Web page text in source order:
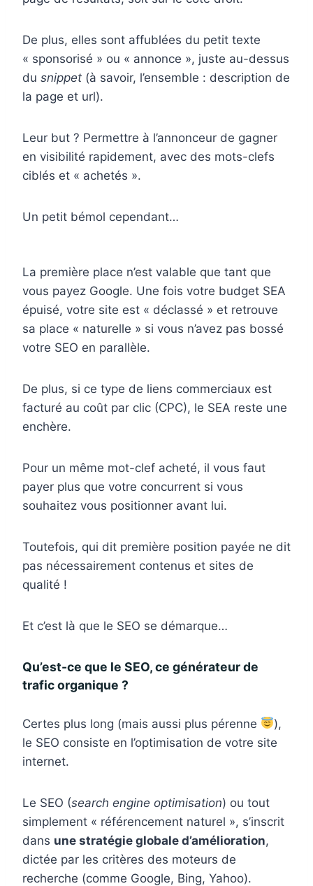
De plus, elles sont affublées du petit texte
« sponsorisé » ou « annonce », juste au-dessus
du snippet (à savoir, l’ensemble : description de
la page et url).
Leur but ? Permettre à l’annonceur de gagner
en visibilité rapidement, avec des mots-clefs
ciblés et « achetés ».
Un petit bémol cependant…
La première place n’est valable que tant que
vous payez Google. Une fois votre budget SEA
épuisé, votre site est « déclassé » et retrouve
sa place « naturelle » si vous n’avez pas bossé
votre SEO en parallèle.
De plus, si ce type de liens commerciaux est
facturé au coût par clic (CPC), le SEA reste une
enchère.
Pour un même mot-clef acheté, il vous faut
payer plus que votre concurrent si vous
souhaitez vous positionner avant lui.
Toutefois, qui dit première position payée ne dit
pas nécessairement contenus et sites de
qualité !
Et c’est là que le SEO se démarque…
Qu’est-ce que le SEO, ce générateur de
trafic organique ?
Certes plus long (mais aussi plus pérenne
),
le SEO consiste en l’optimisation de votre site
internet.
Le SEO (search engine optimisation) ou tout
simplement « référencement naturel », s’inscrit
dans une stratégie globale d’amélioration,
dictée par les critères des moteurs de
recherche (comme Google, Bing, Yahoo).